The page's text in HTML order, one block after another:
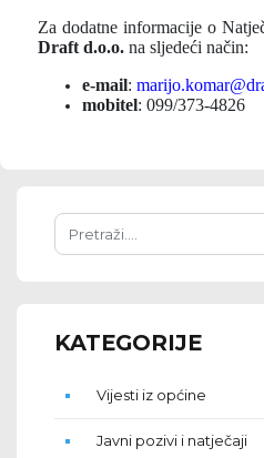
Za dodatne informacije o
Draft d.o.o.na sljedeći način:
e-mail:
mobitel: 099/373-4826
KATEGORIJE
Vijesti iz općine
Javni pozivi i natječaji